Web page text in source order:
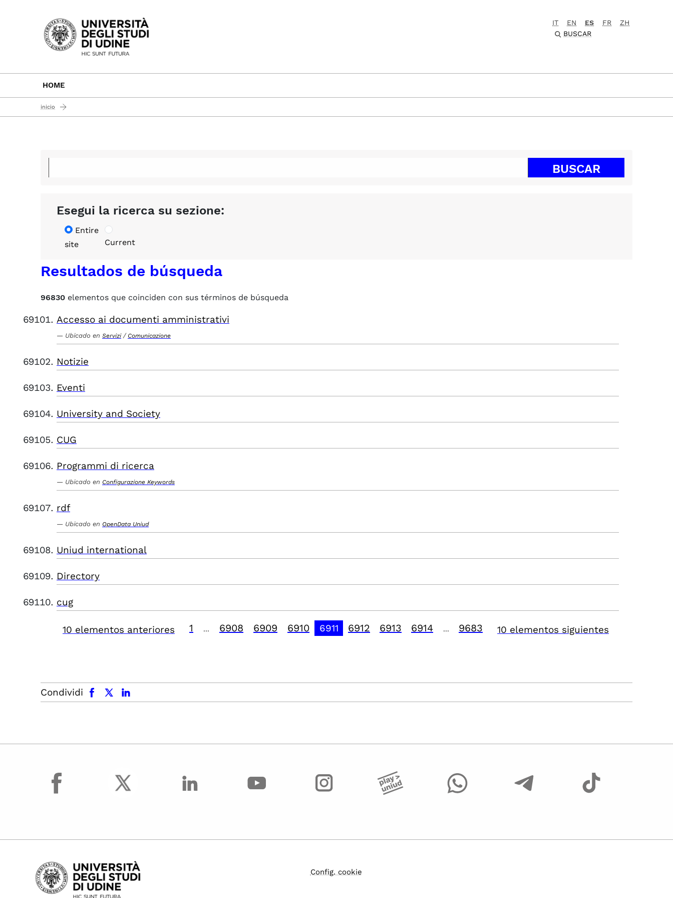
Passa al contenuto principale
IT EN ES FR
ZH
BUSCAR
HOME
inicio
Esegui la ricerca su sezione:
Entire
site
Current
Resultados de búsqueda
96830 elementos que coinciden con sus términos de búsqueda
Accesso ai documenti amministrativi
Ubicado en Servizi / Comunicazione
Notizie
Eventi
University and Society
CUG
Programmi di ricerca
Ubicado en Configurazione Keywords
rdf
Ubicado en OpenData Uniud
Uniud international
Directory
cug
10 elementos anteriores 1 6908 6909 6910 6911 6912 6913 6914 9683 10 elementos siguientes
Condividi
facebook x.com linkedin
facebook
Config. cookie